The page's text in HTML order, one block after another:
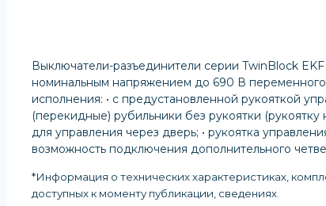
Выключатели-разъединители серии TwinBlock
номинальным напряжением до 690 В переменного
исполнения: • с предустановленной рукояткой
(перекидные) рубильники без рукоятки
для управления через дверь; • рукоятка
возможность подключения дополнительного
*Информация о технических характеристиках,
доступных к моменту публикации, сведениях.